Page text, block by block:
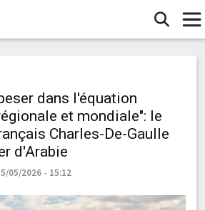
dans l'équation
et mondiale": le
Charles-De-Gaulle
d'Arabie
05/2026 - 15:12